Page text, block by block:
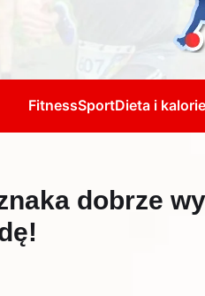
FitnessSportDieta i kalorie
dobrze